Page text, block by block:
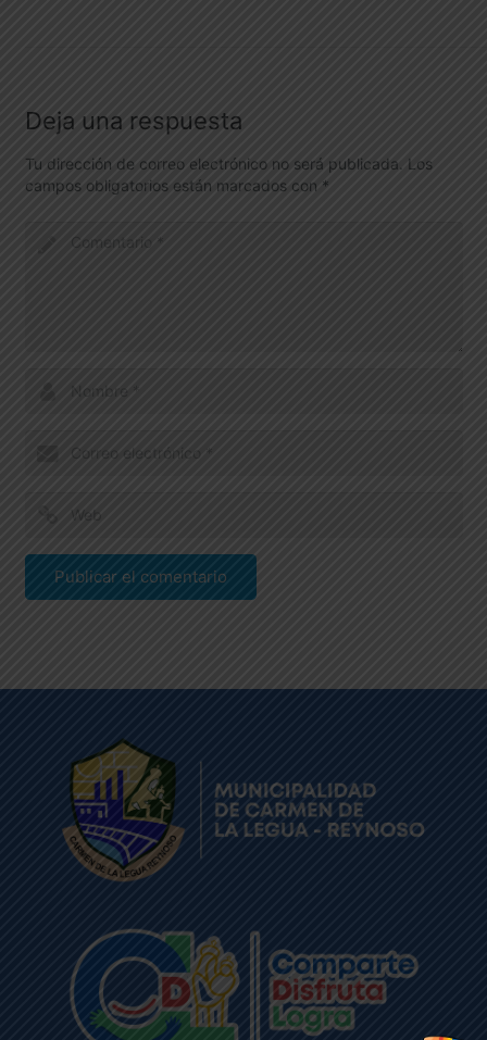
Deja una respuesta
Tu dirección de correo electrónico no será publicada. Los
campos obligatorios están marcados con *